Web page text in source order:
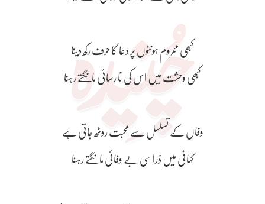
کبھی محروم ہونٹوں پر دعا کا حرف رکھ دینا
کبھی وحشت میں اس کی نا رسائی مانگتے رہنا
وفاں کے تسلسل سے محبت روٹھ جاتی ہے
کہانی میں ذرا سی بے وفائی مانگتے رہنا